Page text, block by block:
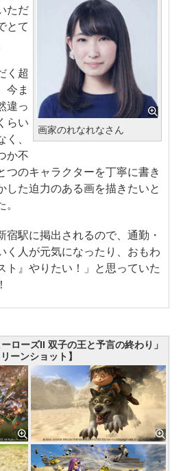
画家のれなれなさん
ただ
とて
く超
今ま
違っ
らい
、
か不
つのキャラクターを丁寧に書き
した迫力のある画を描きたいと
駅に掲出されるので、通勤・
く人が元気になったり、おもわ
ト』やりたい！」と思っていた
ローズII 双子の王と予言の終わり」
ーンショット】